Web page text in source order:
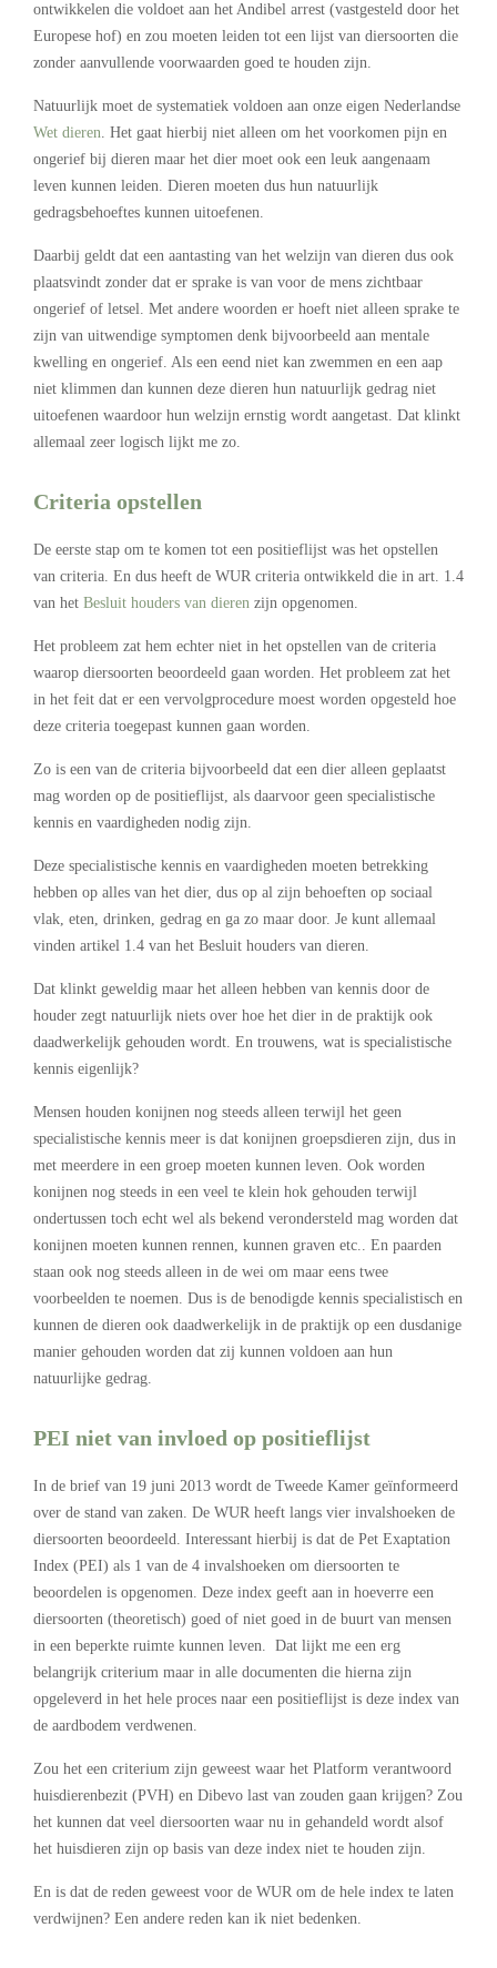
ontwikkelen die voldoet aan het Andibel arrest (vastgesteld door het
Europese hof) en zou moeten leiden tot een lijst van diersoorten die
zonder aanvullende voorwaarden goed te houden zijn.
Natuurlijk moet de systematiek voldoen aan onze eigen Nederlandse
Wet dieren. Het gaat hierbij niet alleen om het voorkomen pijn en
ongerief bij dieren maar het dier moet ook een leuk aangenaam
leven kunnen leiden. Dieren moeten dus hun natuurlijk
gedragsbehoeftes kunnen uitoefenen.
Daarbij geldt dat een aantasting van het welzijn van dieren dus ook
plaatsvindt zonder dat er sprake is van voor de mens zichtbaar
ongerief of letsel. Met andere woorden er hoeft niet alleen sprake te
zijn van uitwendige symptomen denk bijvoorbeeld aan mentale
kwelling en ongerief. Als een eend niet kan zwemmen en een aap
niet klimmen dan kunnen deze dieren hun natuurlijk gedrag niet
uitoefenen waardoor hun welzijn ernstig wordt aangetast. Dat klinkt
allemaal zeer logisch lijkt me zo.
Criteria opstellen
De eerste stap om te komen tot een positieflijst was het opstellen
van criteria. En dus heeft de WUR criteria ontwikkeld die in art. 1.4
van het Besluit houders van dieren zijn opgenomen.
Het probleem zat hem echter niet in het opstellen van de criteria
waarop diersoorten beoordeeld gaan worden. Het probleem zat het
in het feit dat er een vervolgprocedure moest worden opgesteld hoe
deze criteria toegepast kunnen gaan worden.
Zo is een van de criteria bijvoorbeeld dat een dier alleen geplaatst
mag worden op de positieflijst, als daarvoor geen specialistische
kennis en vaardigheden nodig zijn.
Deze specialistische kennis en vaardigheden moeten betrekking
hebben op alles van het dier, dus op al zijn behoeften op sociaal
vlak, eten, drinken, gedrag en ga zo maar door. Je kunt allemaal
vinden artikel 1.4 van het Besluit houders van dieren.
Dat klinkt geweldig maar het alleen hebben van kennis door de
houder zegt natuurlijk niets over hoe het dier in de praktijk ook
daadwerkelijk gehouden wordt. En trouwens, wat is specialistische
kennis eigenlijk?
Mensen houden konijnen nog steeds alleen terwijl het geen
specialistische kennis meer is dat konijnen groepsdieren zijn, dus in
met meerdere in een groep moeten kunnen leven. Ook worden
konijnen nog steeds in een veel te klein hok gehouden terwijl
ondertussen toch echt wel als bekend verondersteld mag worden dat
konijnen moeten kunnen rennen, kunnen graven etc.. En paarden
staan ook nog steeds alleen in de wei om maar eens twee
voorbeelden te noemen. Dus is de benodigde kennis specialistisch en
kunnen de dieren ook daadwerkelijk in de praktijk op een dusdanige
manier gehouden worden dat zij kunnen voldoen aan hun
natuurlijke gedrag.
PEI niet van invloed op positieflijst
In de brief van 19 juni 2013 wordt de Tweede Kamer geïnformeerd
over de stand van zaken. De WUR heeft langs vier invalshoeken de
diersoorten beoordeeld. Interessant hierbij is dat de Pet Exaptation
Index (PEI) als 1 van de 4 invalshoeken om diersoorten te
beoordelen is opgenomen. Deze index geeft aan in hoeverre een
diersoorten (theoretisch) goed of niet goed in de buurt van mensen
in een beperkte ruimte kunnen leven. Dat lijkt me een erg
belangrijk criterium maar in alle documenten die hierna zijn
opgeleverd in het hele proces naar een positieflijst is deze index van
de aardbodem verdwenen.
Zou het een criterium zijn geweest waar het Platform verantwoord
huisdierenbezit (PVH) en Dibevo last van zouden gaan krijgen? Zou
het kunnen dat veel diersoorten waar nu in gehandeld wordt alsof
het huisdieren zijn op basis van deze index niet te houden zijn.
En is dat de reden geweest voor de WUR om de hele index te laten
verdwijnen? Een andere reden kan ik niet bedenken.